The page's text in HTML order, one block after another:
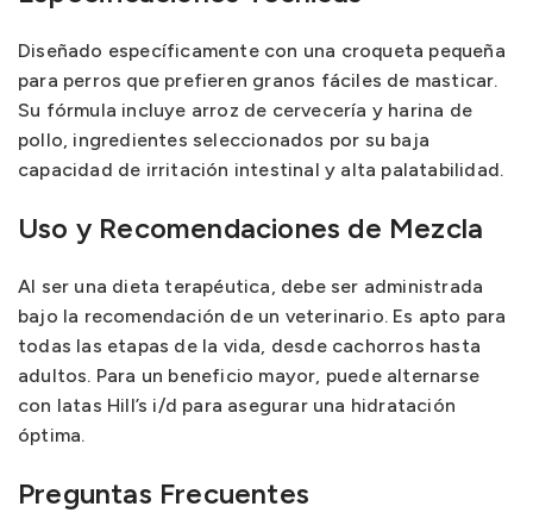
Diseñado específicamente con una croqueta pequeña
para perros que prefieren granos fáciles de masticar.
Su fórmula incluye arroz de cervecería y harina de
pollo, ingredientes seleccionados por su baja
capacidad de irritación intestinal y alta palatabilidad.
Uso y Recomendaciones de Mezcla
Al ser una dieta terapéutica, debe ser administrada
bajo la recomendación de un veterinario. Es apto para
todas las etapas de la vida, desde cachorros hasta
adultos. Para un beneficio mayor, puede alternarse
con latas Hill’s i/d para asegurar una hidratación
óptima.
Preguntas Frecuentes